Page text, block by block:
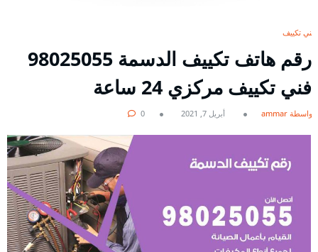
فني تكييف
رقم هاتف تكييف الدسمة 98025055
فني تكييف مركزي 24 ساعة
بواسطة ammar أبريل 7, 2021 0